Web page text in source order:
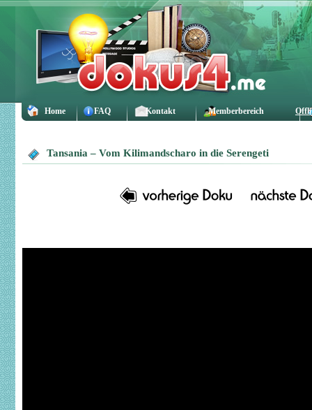
Home FAQ Kontakt Memberbereich
Tansania – Vom Kilimandscharo in die Serengeti